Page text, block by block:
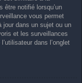
être notifié lorsqu’un
vous permet
jour dans un sujet ou un
et les surveillances
dans l’onglet